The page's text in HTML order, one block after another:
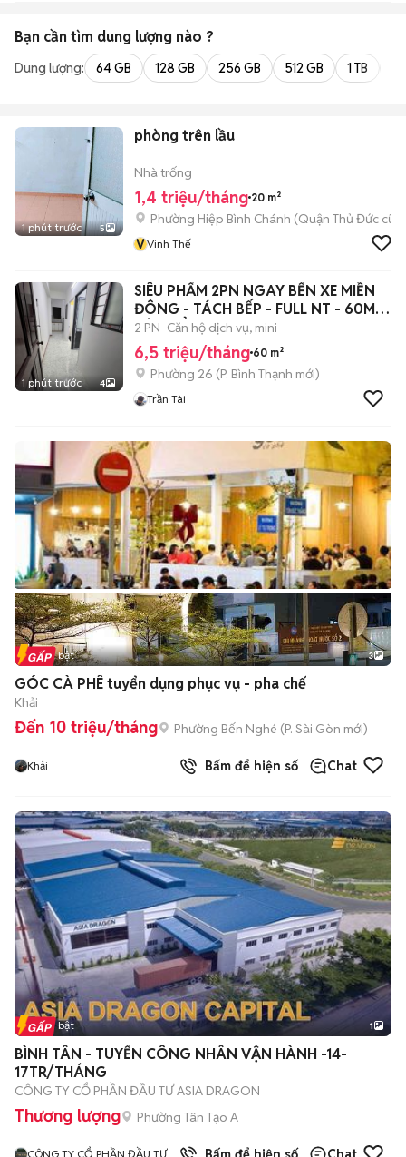
Bạn cần tìm dung lượng nào ?
Dung lượng: 64 GB 128 GB 256 GB 512 GB 1 TB
1 phút trước 5
phòng trên lầu
Nhà trống
1,4 triệu/tháng 20 m²
Phường Hiệp Bình Chánh (Quận Thủ Đức cũ)
VVinh Thế
1 phút trước 4
SIÊU PHẨM 2PN NGAY BẾN XE MIỀN
ĐÔNG - TÁCH BẾP - FULL NT - 60M2-
CỬA SỔ
2 PN Căn hộ dịch vụ, mini
6,5 triệu/tháng 60 m²
Phường 26 (P. Bình Thạnh mới)
Trần Tài
Tin nổi bật 3
GÓC CÀ PHÊ tuyển dụng phục vụ - pha chế
Khải
Đến 10 triệu/tháng Phường Bến Nghé (P. Sài Gòn mới)
Khải Bấm để hiện số Chat
Tin nổi bật 1
BÌNH TÂN - TUYỂN CÔNG NHÂN VẬN HÀNH -14-
17TR/THÁNG
CÔNG TY CỔ PHẦN ĐẦU TƯ ASIA DRAGON
Thương lượng Phường Tân Tạo A
CÔNG TY CỔ PHẦN ĐẦU TƯ